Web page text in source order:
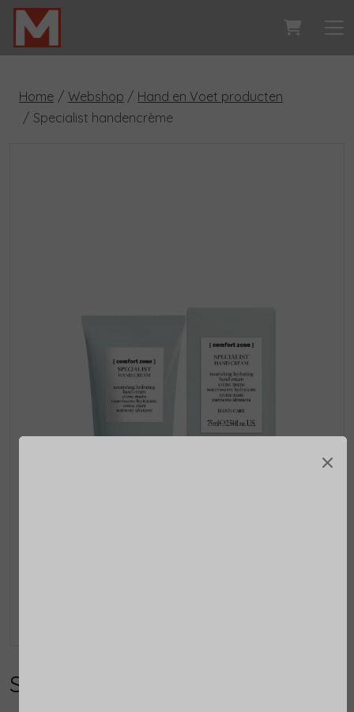
Home Webshop
Hand en Voet producten
Specialist handencrème
Specialist handencrème
×